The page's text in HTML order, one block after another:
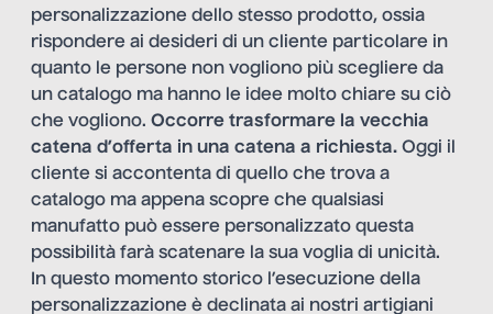
personalizzazione dello stesso prodotto, ossia
rispondere ai desideri di un cliente particolare in
quanto le persone non vogliono più scegliere da
un catalogo ma hanno le idee molto chiare su ciò
che vogliono. Occorre trasformare la vecchia
catena d’offerta in una catena a richiesta. Oggi il
cliente si accontenta di quello che trova a
catalogo ma appena scopre che qualsiasi
manufatto può essere personalizzato questa
possibilità farà scatenare la sua voglia di unicità.
In questo momento storico l’esecuzione della
personalizzazione è declinata ai nostri artigiani